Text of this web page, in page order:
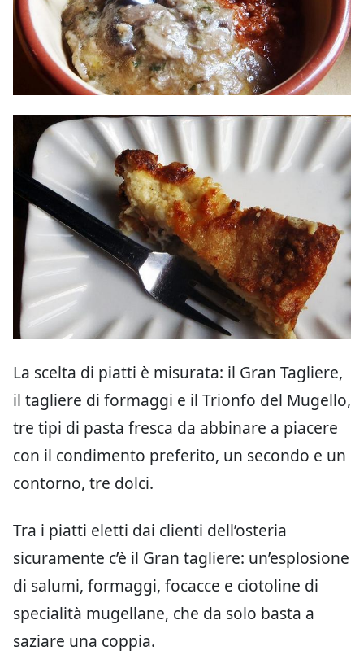
La scelta di piatti è misurata: il Gran Tagliere,
il tagliere di formaggi e il Trionfo del Mugello,
tre tipi di pasta fresca da abbinare a piacere
con il condimento preferito, un secondo e un
contorno, tre dolci.
Tra i piatti eletti dai clienti dell’osteria
sicuramente c’è il Gran tagliere: un’esplosione
di salumi, formaggi, focacce e ciotoline di
specialità mugellane, che da solo basta a
saziare una coppia.